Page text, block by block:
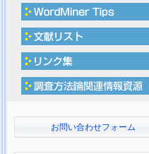
お問い合わせフォーム